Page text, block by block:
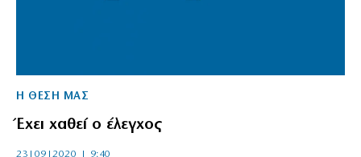
Η ΘΕΣΗ ΜΑΣ
Έχει χαθεί ο έλεγχος
23|09|2020 | 9:40